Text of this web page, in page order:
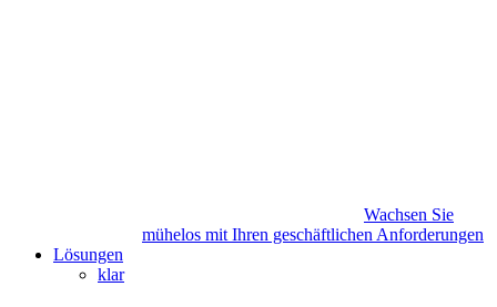
Wachsen Sie
mühelos mit Ihren geschäftlichen Anforderungen
Lösungen
klar